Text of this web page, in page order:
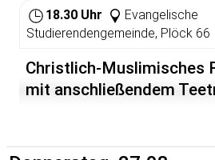
http://www.bildungsstreik2009-
landesweites-vernetzungstreffen-
18.30 Uhr
Evangelische
Studierendengemeinde, Plöck 66
Christlich-Muslimisches
mit anschließendem